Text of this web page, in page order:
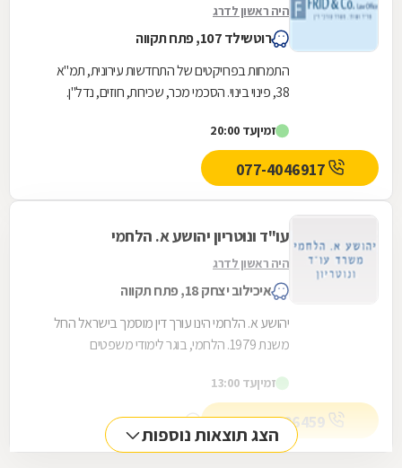
היה ראשון לדרג
רוטשילד 107, פתח תקווה
התמחות בפרויקטים של התחדשות עירונית, תמ"א
38, פינוי בינוי. הסכמי מכר, שכירות, חוזים, נדל"ן.
זמיןעד 20:00
עו"ד ונוטריון יהושע א. הלחמי
היה ראשון לדרג
איכילוב יצחק 18, פתח תקווה
יהושע א. הלחמי הינו עורך דין מוסמך בישראל החל
משנת 1979. הלחמי, בוגר לימודי משפטים
בפתח-תקווה....
זמיןעד 13:00
מספר מקשר
הצג תוצאות נוספות